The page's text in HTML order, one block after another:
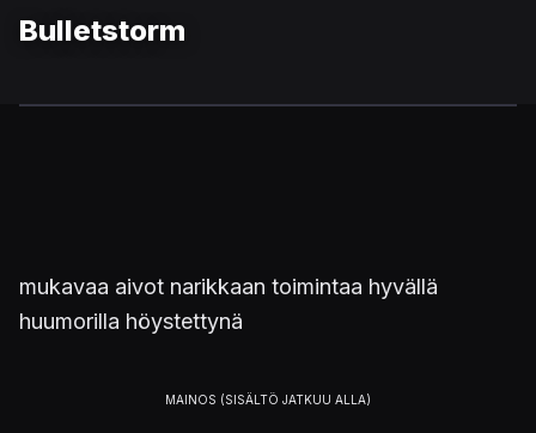
Bulletstorm
mukavaa aivot narikkaan toimintaa hyvällä
huumorilla höystettynä